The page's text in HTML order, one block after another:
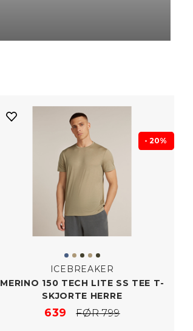
- 20%
ICEBREAKER
MERINO 150 TECH LITE SS TEE T-​
SKJORTE HERRE
639 FØR 799